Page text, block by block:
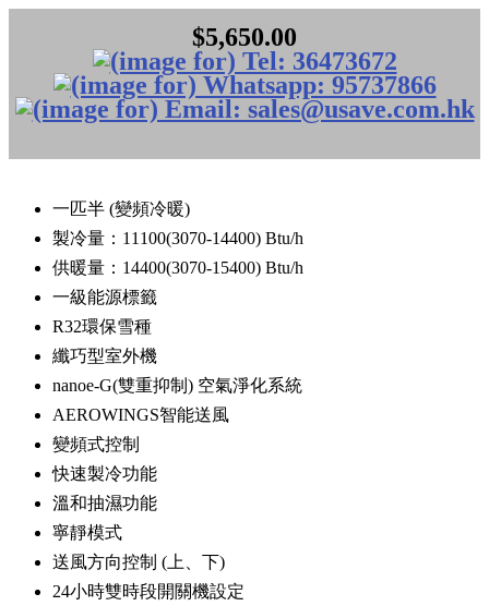
$5,650.00
一匹半 (變頻冷暖)
製冷量：11100(3070-14400) Btu/h
供暖量：14400(3070-15400) Btu/h
一級能源標籤
R32環保雪種
纖巧型室外機
nanoe-G(雙重抑制) 空氣淨化系統
AEROWINGS智能送風
變頻式控制
快速製冷功能
溫和抽濕功能
寧靜模式
送風方向控制 (上、下)
24小時雙時段開關機設定